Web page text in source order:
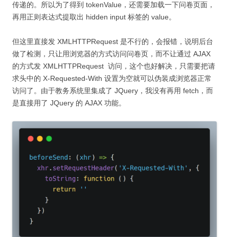
传递的。所以为了得到 tokenValue，还需要加载一下问卷页面，
再用正则表达式提取出 hidden input 标签的 value。
但这里直接发 XMLHTTPRequest 是不行的，会报错，说明后台
做了检测，只让用浏览器的方式访问问卷页，而不让通过 AJAX
的方式发 XMLHTTPRequest 访问，这个也好解决，只需要把请
求头中的 X-Requested-With 设置为空就可以伪装成浏览器正常
访问了。由于教务系统里集成了 JQuery，我没有再用 fetch，而
是直接用了 JQuery 的 AJAX 功能。